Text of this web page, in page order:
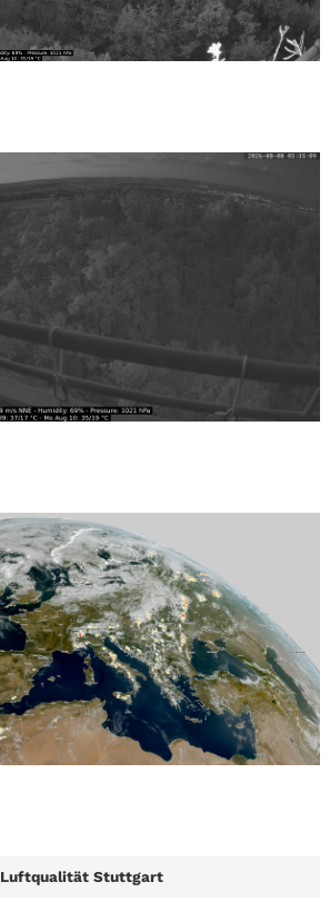
Luftqualität Stuttgart